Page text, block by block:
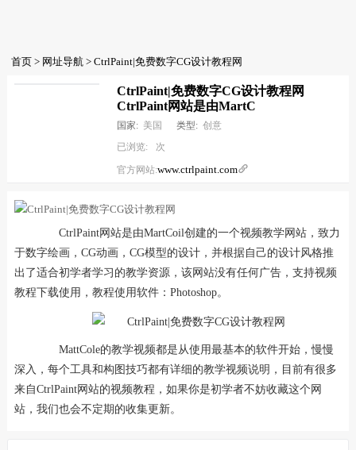
首页> 网址导航> CtrlPaint|免费数字CG设计教程网
CtrlPaint|免费数字CG设计教程网
CtrlPaint网站是由MartC
国家: 美国 类型: 创意
已浏览:
次
官方网站:www.ctrlpaint.com
CtrlPaint网站是由MartCoil创建的一个视频教学网站，致力
于数字绘画，CG动画，CG模型的设计，并根据自己的设计风格推
出了适合初学者学习的教学资源，该网站没有任何广告，支持视频
教程下载使用，教程使用软件：Photoshop。
MattCole的教学视频都是从使用最基本的软件开始，慢慢
深入，每个工具和构图技巧都有详细的教学视频说明，目前有很多
来自CtrlPaint网站的视频教程，如果你是初学者不妨收藏这个网
站，我们也会不定期的收集更新。